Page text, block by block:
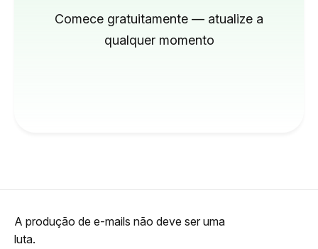
Comece gratuitamente — atualize a
qualquer momento
A produção de e-mails não deve ser uma
luta.